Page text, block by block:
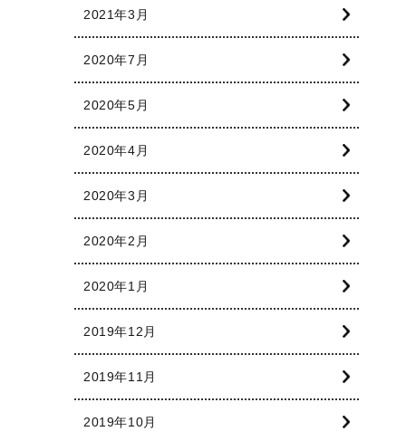
2021年3月
2020年7月
2020年5月
2020年4月
2020年3月
2020年2月
2020年1月
2019年12月
2019年11月
2019年10月